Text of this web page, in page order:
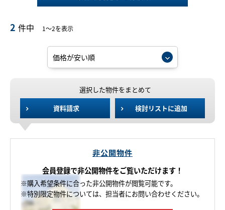
2 件中 1～2を表示
選択した物件をまとめて
資料請求
検討リストに追加
非公開物件
会員登録で非公開物件をご覧いただけます！
※購入希望条件に合った非公開物件が閲覧可能です。
※特別限定物件については、担当者にお問い合わせください。